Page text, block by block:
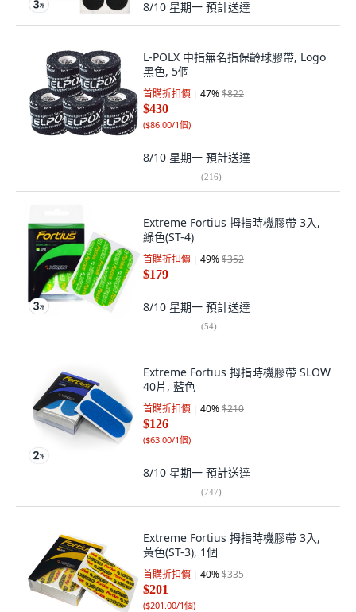
8/10 星期一 預計送達
L-POLX 中指無名指保齡球膠帶, Logo
黑色, 5個
首購折扣價 47%$822
$430
($86.00/1個)
8/10 星期一 預計送達
(216)
Extreme Fortius 拇指時機膠帶 3入,
綠色(ST-4)
首購折扣價 49%$352
$179
8/10 星期一 預計送達
(54)
Extreme Fortius 拇指時機膠帶 SLOW
40片, 藍色
首購折扣價 40%$210
$126
($63.00/1個)
8/10 星期一 預計送達
(747)
Extreme Fortius 拇指時機膠帶 3入,
黃色(ST-3), 1個
首購折扣價 40%$335
$201
($201.00/1個)